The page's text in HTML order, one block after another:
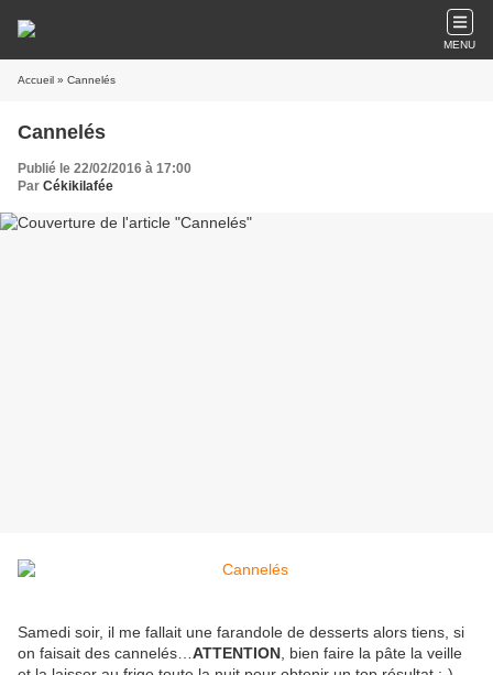
MENU
Accueil » Cannelés
Cannelés
Publié le 22/02/2016 à 17:00
Par Cékikilafée
Samedi soir, il me fallait une farandole de desserts alors tiens, si
on faisait des cannelés… ATTENTION , bien faire la pâte la veille